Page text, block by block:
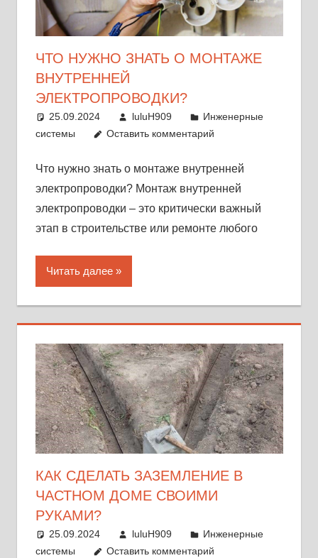
ЧТО НУЖНО ЗНАТЬ О МОНТАЖЕ
ВНУТРЕННЕЙ
ЭЛЕКТРОПРОВОДКИ?
25.09.2024 luluH909
Инженерные
системы
Оставить комментарий
Что нужно знать о монтаже внутренней
электропроводки? Монтаж внутренней
электропроводки – это критически важный
этап в строительстве или ремонте любого
Читать далее
КАК СДЕЛАТЬ ЗАЗЕМЛЕНИЕ В
ЧАСТНОМ ДОМЕ СВОИМИ
РУКАМИ?
25.09.2024 luluH909
Инженерные
системы
Оставить комментарий